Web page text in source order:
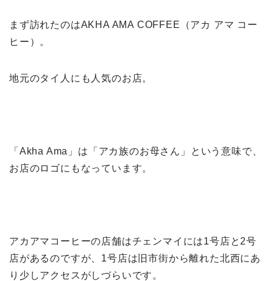
まず訪れたのはAKHA AMA COFFEE（アカ アマ コー
ヒー）。
地元のタイ人にも人気のお店。
「Akha Ama」は「アカ族のお母さん」という意味で、
お店のロゴにもなっています。
アカアマコーヒーの店舗はチェンマイには1号店と2号
店があるのですが、1号店は旧市街から離れた北西にあ
り少しアクセスがしづらいです。